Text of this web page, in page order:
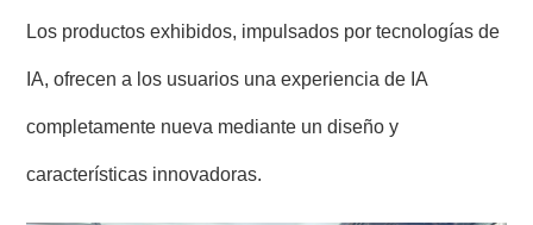
Los productos exhibidos, impulsados por tecnologías de
IA, ofrecen a los usuarios una experiencia de IA
completamente nueva mediante un diseño y
características innovadoras.